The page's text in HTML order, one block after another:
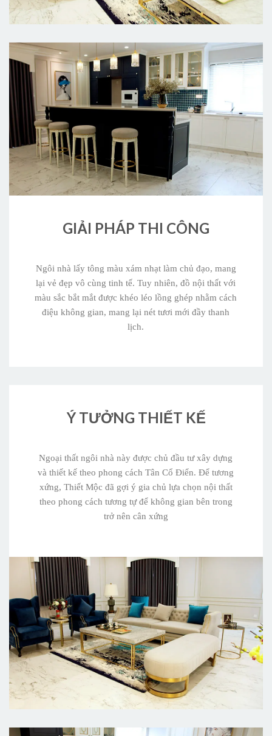
GIẢI PHÁP THI CÔNG
Ngôi nhà lấy tông màu xám nhạt làm chủ đạo, mang
lại vẻ đẹp vô cùng tinh tế. Tuy nhiên, đồ nội thất với
màu sắc bắt mắt được khéo léo lồng ghép nhằm cách
điệu không gian, mang lại nét tươi mới đầy thanh
lịch.
Ý TƯỞNG THIẾT KẾ
Ngoại thất ngôi nhà này được chủ đầu tư xây dựng
và thiết kế theo phong cách Tân Cổ Điển. Để tương
xứng, Thiết Mộc đã gợi ý gia chủ lựa chọn nội thất
theo phong cách tương tự để không gian bên trong
trở nên cân xứng